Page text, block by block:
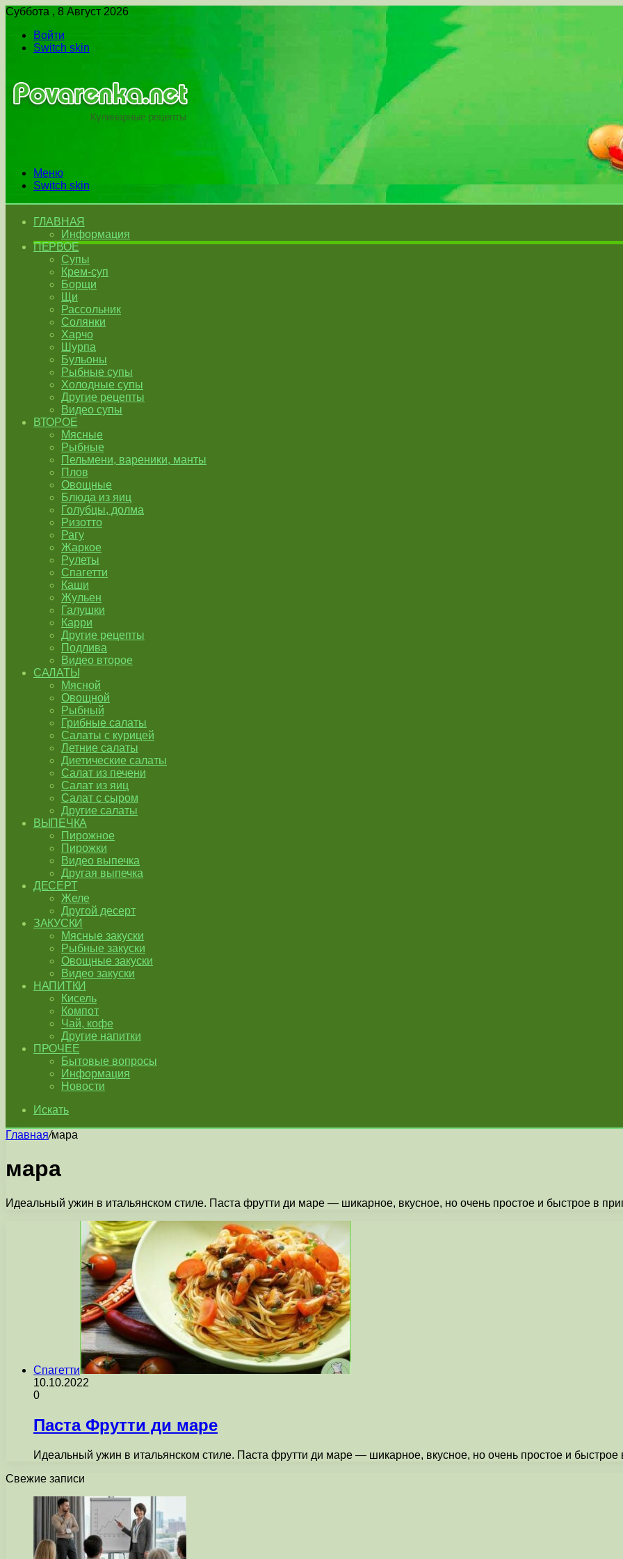
Суббота , 8 Август 2026
Войти
Switch skin
Меню
Switch skin
ГЛАВНАЯ
Информация
ПЕРВОЕ
Супы
Крем-суп
Борщи
Щи
Рассольник
Солянки
Харчо
Шурпа
Бульоны
Рыбные супы
Холодные супы
Другие рецепты
Видео супы
ВТОРОЕ
Мясные
Рыбные
Пельмени, вареники, манты
Плов
Овощные
Блюда из яиц
Голубцы, долма
Ризотто
Рагу
Жаркое
Рулеты
Спагетти
Каши
Жульен
Галушки
Карри
Другие рецепты
Подлива
Видео второе
САЛАТЫ
Мясной
Овощной
Рыбный
Грибные салаты
Салаты с курицей
Летние салаты
Диетические салаты
Салат из печени
Салат из яиц
Салат с сыром
Другие салаты
ВЫПЕЧКА
Пирожное
Пирожки
Видео выпечка
Другая выпечка
ДЕСЕРТ
Желе
Другой десерт
ЗАКУСКИ
Мясные закуски
Рыбные закуски
Овощные закуски
Видео закуски
НАПИТКИ
Кисель
Компот
Чай, кофе
Другие напитки
ПРОЧЕЕ
Бытовые вопросы
Информация
Новости
Искать
Главная/мара
мара
Идеальный ужин в итальянском стиле. Паста фрутти ди маре — шикарное, вкусное, но очень простое и быстрое в
Спагетти
10.10.2022
0
Паста Фрутти ди маре
Идеальный ужин в итальянском стиле. Паста фрутти ди маре — шикарное, вкусное, но очень простое и
Свежие записи